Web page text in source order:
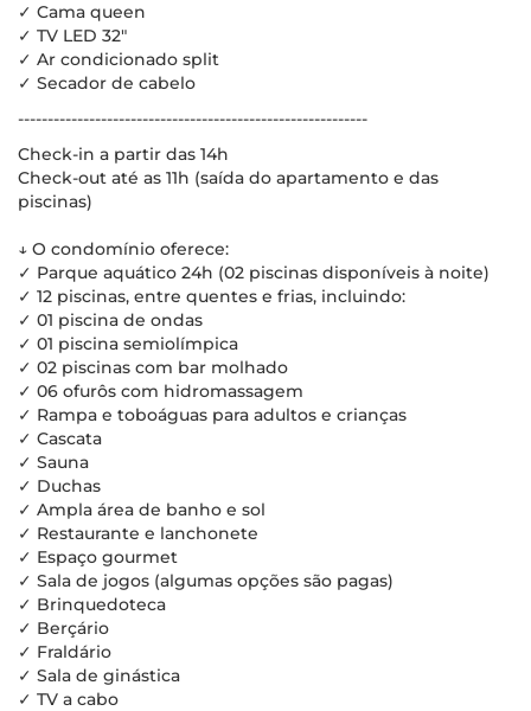
✓ Cama queen
✓ TV LED 32"
✓ Ar condicionado split
✓ Secador de cabelo
-----------------------------------------------------------
Check-in a partir das 14h
Check-out até as 11h (saída do apartamento e das
piscinas)
↓ O condomínio oferece:
✓ Parque aquático 24h (02 piscinas disponíveis à noite)
✓ 12 piscinas, entre quentes e frias, incluindo:
✓ 01 piscina de ondas
✓ 01 piscina semiolímpica
✓ 02 piscinas com bar molhado
✓ 06 ofurôs com hidromassagem
✓ Rampa e toboáguas para adultos e crianças
✓ Cascata
✓ Sauna
✓ Duchas
✓ Ampla área de banho e sol
✓ Restaurante e lanchonete
✓ Espaço gourmet
✓ Sala de jogos (algumas opções são pagas)
✓ Brinquedoteca
✓ Berçário
✓ Fraldário
✓ Sala de ginástica
✓ TV a cabo